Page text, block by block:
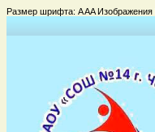
Размер шрифта: AAAИзображения